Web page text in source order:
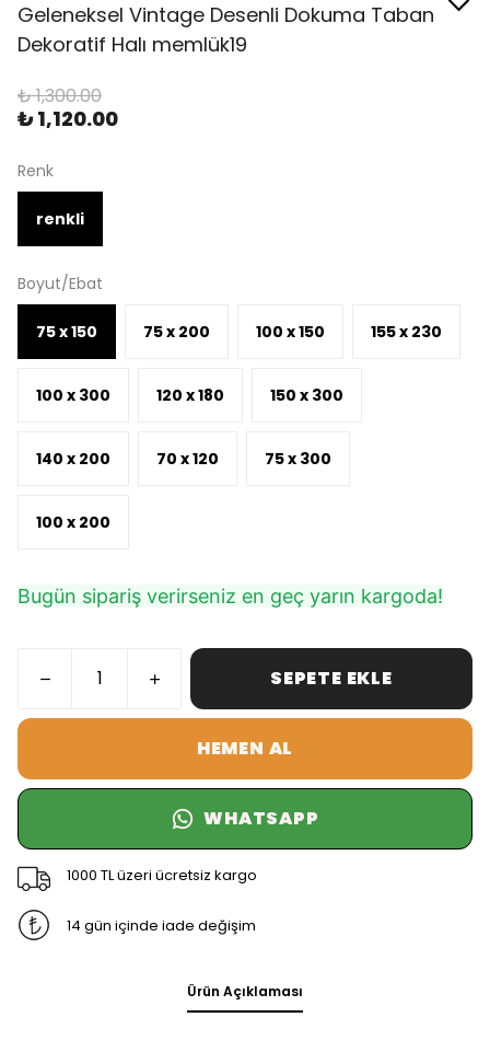
Geleneksel Vintage Desenli Dokuma Taban
Dekoratif Halı memlük19
₺ 1,300.00
₺ 1,120.00
Renk
renkli
Boyut/Ebat
75 x 150 75 x 200 100 x 150 155 x 230
100 x 300 120 x 180 150 x 300
140 x 200 70 x 120 75 x 300
100 x 200
Bugün sipariş verirseniz en geç yarın kargoda!
SEPETE EKLE
HEMEN AL
WHATSAPP
1000 TL üzeri ücretsiz kargo
14 gün içinde iade değişim
Ürün Açıklaması